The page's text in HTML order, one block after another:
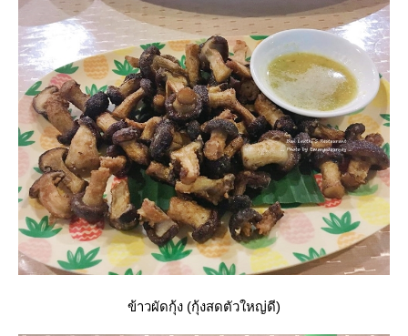
ข้าวผัดกุ้ง (กุ้งสดตัวใหญ่ดี)